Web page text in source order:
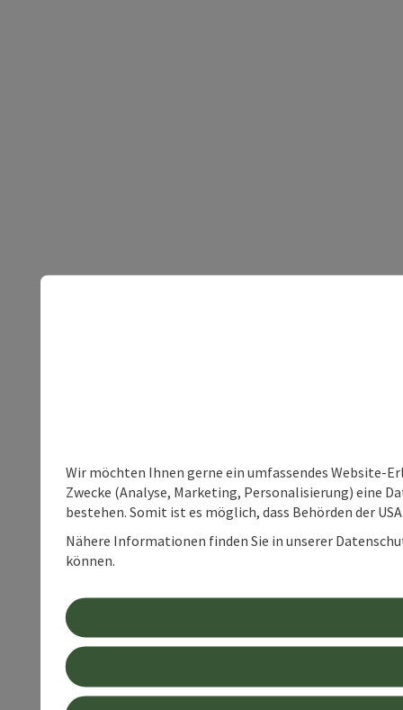
Wir möchten Ihnen gerne ein umfassendes Website-
Zwecke (Analyse, Marketing, Personalisierung) eine
bestehen. Somit ist es möglich, dass Behörden der
Nähere Informationen finden Sie in unserer
können.